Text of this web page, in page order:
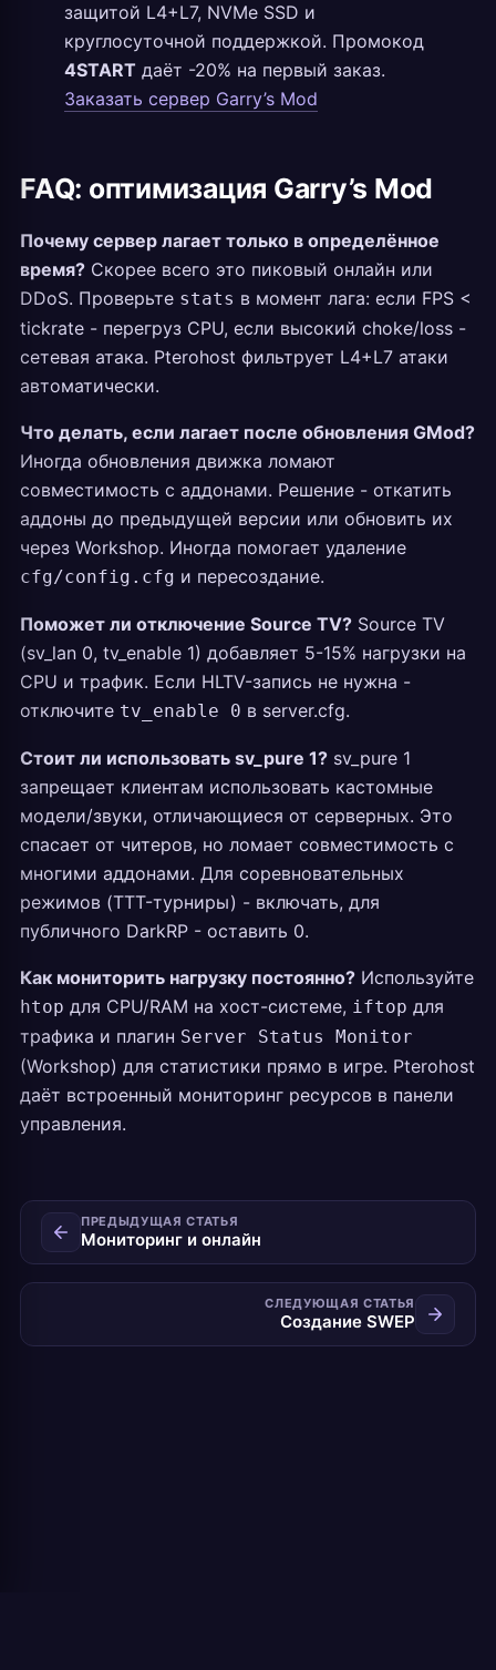
защитой L4+L7, NVMe SSD и
круглосуточной поддержкой. Промокод
4START даёт -20% на первый заказ.
Заказать сервер Garry’s Mod
FAQ: оптимизация Garry’s Mod
Почему сервер лагает только в определённое
время? Скорее всего это пиковый онлайн или
DDoS. Проверьте stats в момент лага: если FPS <
tickrate - перегруз CPU, если высокий choke/loss -
сетевая атака. Pterohost фильтрует L4+L7 атаки
автоматически.
Что делать, если лагает после обновления GMod?
Иногда обновления движка ломают
совместимость с аддонами. Решение - откатить
аддоны до предыдущей версии или обновить их
через Workshop. Иногда помогает удаление
cfg/config.cfg и пересоздание.
Поможет ли отключение Source TV? Source TV
(sv_lan 0, tv_enable 1) добавляет 5-15% нагрузки на
CPU и трафик. Если HLTV-запись не нужна -
отключите tv_enable 0 в server.cfg.
Стоит ли использовать sv_pure 1? sv_pure 1
запрещает клиентам использовать кастомные
модели/звуки, отличающиеся от серверных. Это
спасает от читеров, но ломает совместимость с
многими аддонами. Для соревновательных
режимов (TTT-турниры) - включать, для
публичного DarkRP - оставить 0.
Как мониторить нагрузку постоянно? Используйте
htop для CPU/RAM на хост-системе, iftop для
трафика и плагин Server Status Monitor
(Workshop) для статистики прямо в игре. Pterohost
даёт встроенный мониторинг ресурсов в панели
управления.
ПРЕДЫДУЩАЯ СТАТЬЯ
Мониторинг и онлайн
СЛЕДУЮЩАЯ СТАТЬЯ
Создание SWEP